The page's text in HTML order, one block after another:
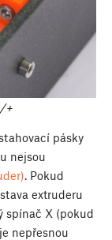
+
pásky
nejsou
. Pokud
extruderu
spínač X (pokud
nepřesnou